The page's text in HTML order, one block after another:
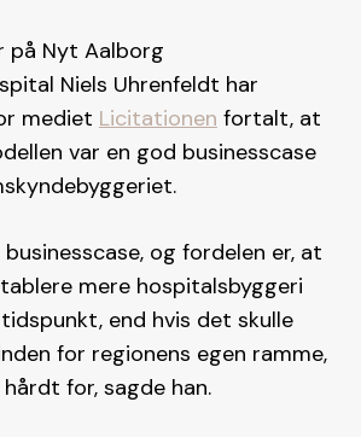
på Nyt Aalborg
Niels Uhrenfeldt har
mediet Licitationen fortalt, at
var en god businesscase
og fordelen er, at
mere hospitalsbyggeri
end hvis det skulle
for regionens egen ramme,
for, sagde han.